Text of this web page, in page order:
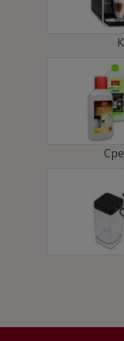
iecienītos iestatījumus.
bez atkārtotas
Double Cup režīms
ar pienu vai bez piena.
diviem cilvēkiem vai
Vācu kvalitāte
Melitta LatteSelect
ekrānu un
un saprotama. Vācu
ikdienai, nevis tikai
Klusāka kafijas